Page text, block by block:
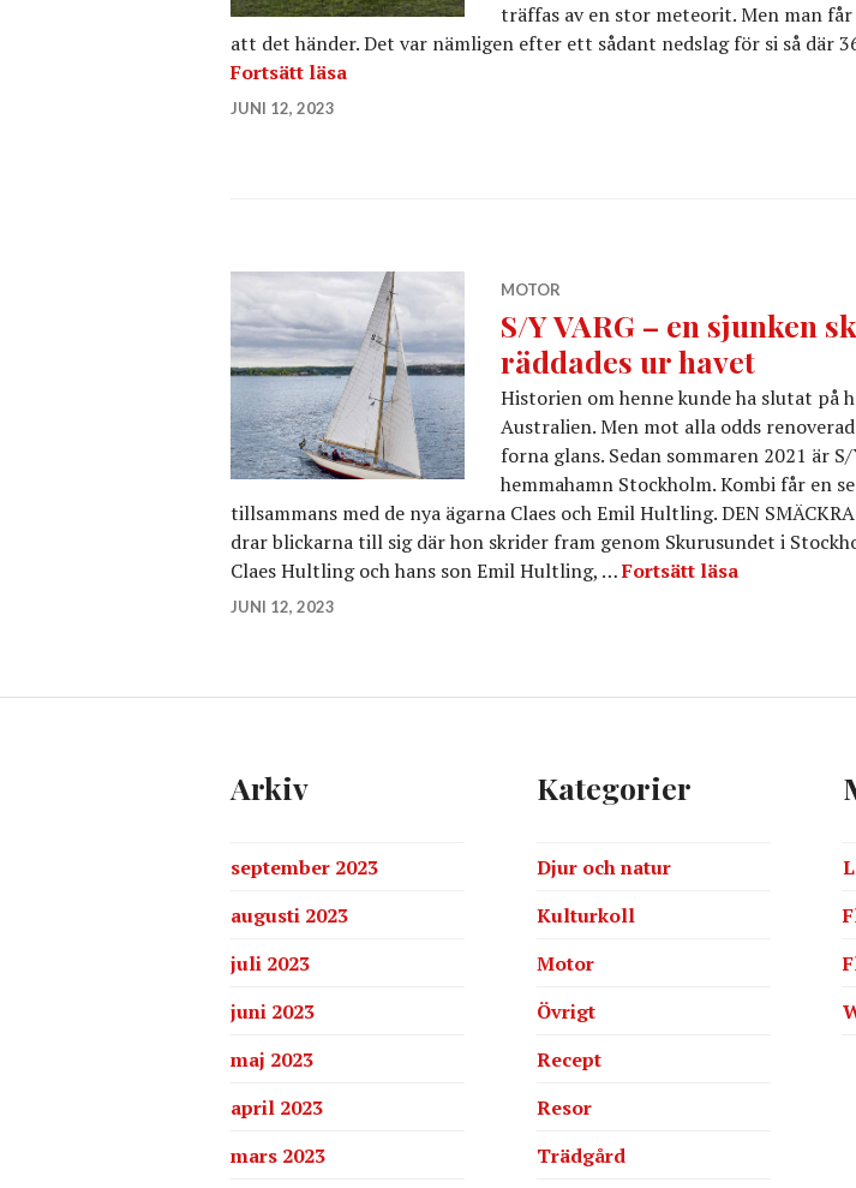
träffas av en stor meteorit. Men man
att det händer. Det var nämligen efter ett sådant nedslag för si så där
Fortsätt läsaSILJAN RUNT
JUNI 12, 2023
MOTOR
S/Y VARG – en sjunken
räddades ur havet
Historien om henne kunde ha slutat på
Australien. Men mot alla odds
forna glans. Sedan sommaren 2021 är
hemmahamn Stockholm. Kombi får en
tillsammans med de nya ägarna Claes och Emil Hultling. DEN SMÄCKRA
drar blickarna till sig där hon skrider fram genom Skurusundet i
Claes Hultling och hans son Emil Hultling, …Fortsätt läsaS/Y VARG –
JUNI 12, 2023
Arkiv
september 2023
augusti 2023
juli 2023
juni 2023
maj 2023
april 2023
mars 2023
Kategorier
Djur och natur
Kulturkoll
Motor
Övrigt
Recept
Resor
Trädgård